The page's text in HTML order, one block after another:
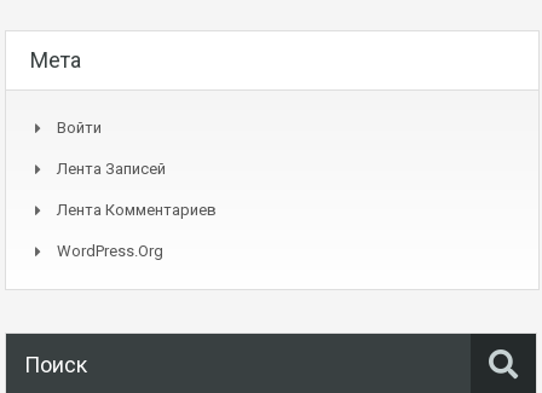
Мета
Войти
Лента Записей
Лента Комментариев
WordPress.org
Поиск